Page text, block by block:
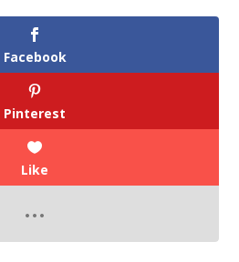
Facebook
Pinterest
Like